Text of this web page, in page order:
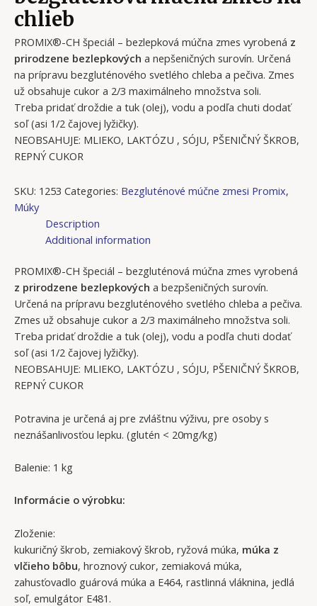
chlieb
PROMIX®-CH špeciál – bezlepková múčna zmes vyrobená z
prirodzene bezlepkových a nepšeničných surovín. Určená
na prípravu bezgluténového svetlého chleba a pečiva. Zmes
už obsahuje cukor a 2/3 maximálneho množstva soli.
Treba pridať droždie a tuk (olej), vodu a podľa chuti dodať
soľ (asi 1/2 čajovej lyžičky).
NEOBSAHUJE: MLIEKO, LAKTÓZU , SÓJU, PŠENIČNÝ ŠKROB,
REPNÝ CUKOR
SKU: 1253 Categories: Bezgluténové múčne zmesi Promix,
Múky
Description
Additional information
PROMIX®-CH špeciál – bezgluténová múčna zmes vyrobená
z prirodzene bezlepkových a bezpšeničných surovín.
Určená na prípravu bezgluténového svetlého chleba a pečiva.
Zmes už obsahuje cukor a 2/3 maximálneho množstva soli.
Treba pridať droždie a tuk (olej), vodu a podľa chuti dodať
soľ (asi 1/2 čajovej lyžičky).
NEOBSAHUJE: MLIEKO, LAKTÓZU , SÓJU, PŠENIČNÝ ŠKROB,
REPNÝ CUKOR
Potravina je určená aj pre zvláštnu výživu, pre osoby s
neznášanlivosťou lepku. (glutén < 20mg/kg)
Balenie: 1 kg
Informácie o výrobku:
Zloženie:
kukuričný škrob, zemiakový škrob, ryžová múka, múka z
vlčieho bôbu, hroznový cukor, zemiaková múka,
zahusťovadlo guárová múka a E464, rastlinná vláknina, jedlá
soľ, emulgátor E481.